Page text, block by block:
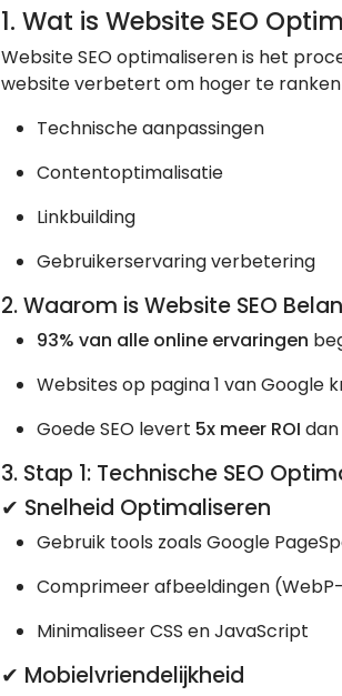
1. Wat is Website SEO
Website SEO optimaliseren is het
website verbetert om hoger te
Technische aanpassingen
Contentoptimalisatie
Linkbuilding
Gebruikerservaring verbetering
2. Waarom is Website SEO
93% van alle online ervaringen
Websites op pagina 1 van Google
Goede SEO levert 5x meer ROI
3. Stap 1: Technische SEO
✔ Snelheid Optimaliseren
Gebruik tools zoals Google
Comprimeer afbeeldingen
Minimaliseer CSS en JavaScript
✔ Mobielvriendelijkheid